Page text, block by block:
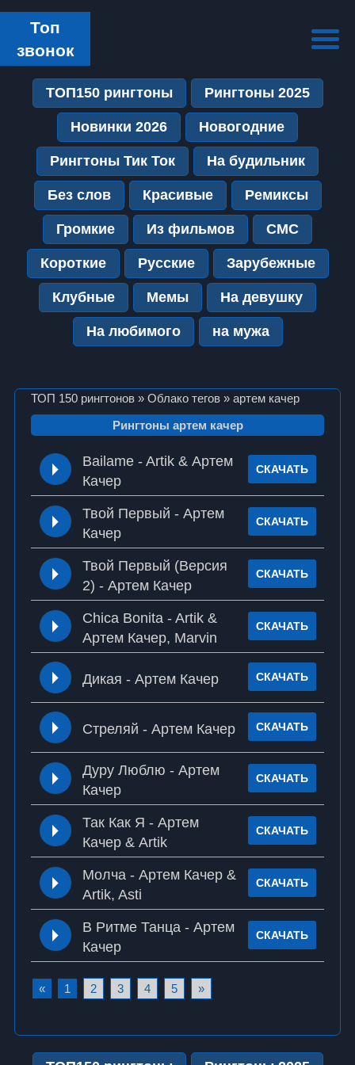
Топ
звонок
ТОП150 рингтоны Рингтоны 2025
Новинки 2026 Новогодние
Рингтоны Тик Ток На будильник
Без слов Красивые Ремиксы
Громкие Из фильмов СМС
Короткие Русские Зарубежные
Клубные Мемы На девушку
На любимого на мужа
ТОП 150 рингтонов » Облако тегов » артем качер
Рингтоны артем качер
Bailame - Artik & Артем
Качер
СКАЧАТЬ
Твой Первый - Артем
Качер
СКАЧАТЬ
Твой Первый (Версия
2) - Артем Качер
СКАЧАТЬ
Chica Bonita - Artik &
Артем Качер, Marvin
СКАЧАТЬ
Дикая - Артем Качер СКАЧАТЬ
Стреляй - Артем Качер СКАЧАТЬ
Дуру Люблю - Артем
Качер
СКАЧАТЬ
Так Как Я - Артем
Качер & Artik
СКАЧАТЬ
Молча - Артем Качер &
Artik, Asti
СКАЧАТЬ
В Ритме Танца - Артем
Качер
СКАЧАТЬ
« 1 2 3 4 5 »